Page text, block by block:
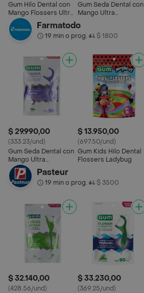
Gum Hilo Dental con
Mango Flossers Ultra
Deslizante
Gum Seda Dental con
Mango Ultra
Farmatodo
19 min o prog.• $ 1800
$ 29.990,00
(333.23/und)
Gum Seda Dental con
Mango Ultra
Antideslizante
$ 13.950,00
(697.50/und)
Gum Kids Hilo Dental
Flossers Ladybug
Pasteur
19 min o prog.• $ 3500
$ 32.140,00
(428.56/und)
$ 33.230,00
(369.25/und)